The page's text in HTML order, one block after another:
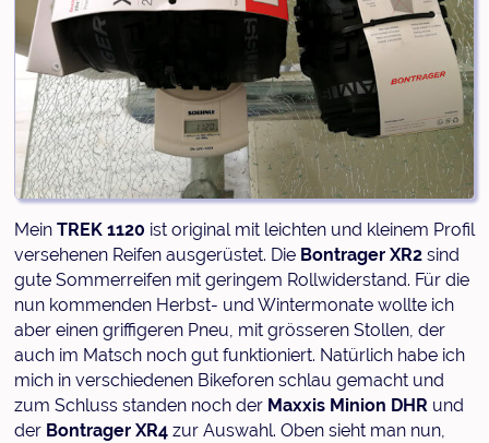
Mein TREK 1120 ist original mit leichten und kleinem Profil
versehenen Reifen ausgerüstet. Die Bontrager XR2 sind
gute Sommerreifen mit geringem Rollwiderstand. Für die
nun kommenden Herbst- und Wintermonate wollte ich
aber einen griffigeren Pneu, mit grösseren Stollen, der
auch im Matsch noch gut funktioniert. Natürlich habe ich
mich in verschiedenen Bikeforen schlau gemacht und
zum Schluss standen noch der Maxxis Minion DHR und
der Bontrager XR4 zur Auswahl. Oben sieht man nun,